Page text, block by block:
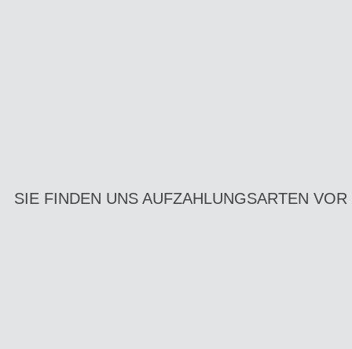
SIE FINDEN UNS AUFZAHLUNGSARTEN VOR